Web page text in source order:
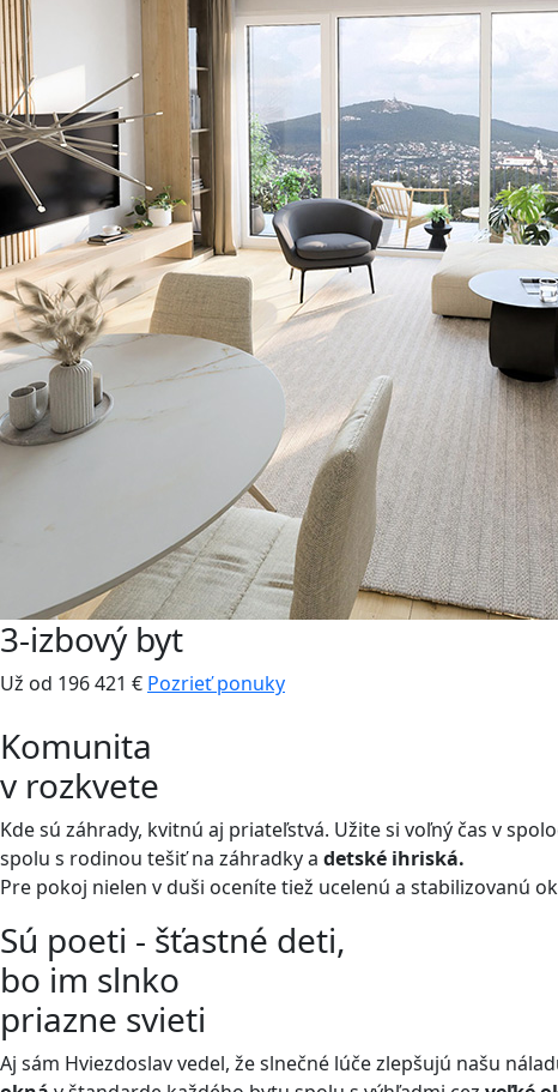
3-izbový byt
Už od 196 421 € Pozrieť ponuky
Komunita
v rozkvete
Kde sú záhrady, kvitnú aj priateľstvá. Užite si voľný čas v
spolu s rodinou tešiť na záhradky a detské ihriská.
Pre pokoj nielen v duši oceníte tiež ucelenú a stabilizovanú
Sú poeti - šťastné deti,
bo im slnko
priazne svieti
Aj sám Hviezdoslav vedel, že slnečné lúče zlepšujú našu